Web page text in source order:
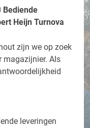
Bediende
Heijn Turnova
zijn we op zoek
magazijnier. Als
leveringen